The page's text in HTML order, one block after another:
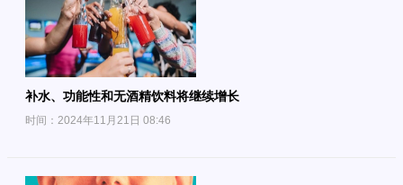
补水、功能性和无酒精饮料将继续增长
时间：2024年11月21日 08:46